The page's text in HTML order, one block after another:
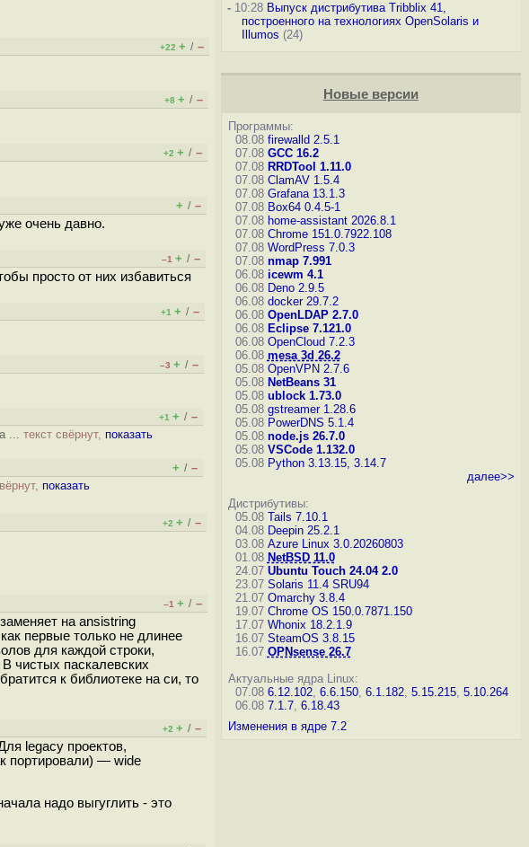
+22 + / –
+8 + / –
+2 + / –
+ / –
очень давно.
–1 + / –
просто от них избавиться
+1 + / –
–3 + / –
+1 + / –
... текст свёрнут, показать
+ / –
показать
+2 + / –
–1 + / –
на ansistring
первые только не длинее
для каждой строки,
чистых паскалевских
к библиотеке на си, то
+2 + / –
legacy проектов,
портировали) — wide
надо выгуглить - это
-10:28 Выпуск дистрибутива Tribblix 41,
построенного на технологиях OpenSolaris и
Illumos (24)
Новые версии
Программы:
08.08 firewalld 2.5.1
07.08 GCC 16.2
07.08 RRDTool 1.11.0
07.08 ClamAV 1.5.4
07.08 Grafana 13.1.3
07.08 Box64 0.4.5-1
07.08 home-assistant 2026.8.1
07.08 Chrome 151.0.7922.108
07.08 WordPress 7.0.3
07.08 nmap 7.991
06.08 icewm 4.1
06.08 Deno 2.9.5
06.08 docker 29.7.2
06.08 OpenLDAP 2.7.0
06.08 Eclipse 7.121.0
06.08 OpenCloud 7.2.3
06.08 mesa 3d 26.2
05.08 OpenVPN 2.7.6
05.08 NetBeans 31
05.08 ublock 1.73.0
05.08 gstreamer 1.28.6
05.08 PowerDNS 5.1.4
05.08 node.js 26.7.0
05.08 VSCode 1.132.0
05.08 Python 3.13.15, 3.14.7
далее>>
Дистрибутивы:
05.08 Tails 7.10.1
04.08 Deepin 25.2.1
03.08 Azure Linux 3.0.20260803
01.08 NetBSD 11.0
24.07 Ubuntu Touch 24.04 2.0
23.07 Solaris 11.4 SRU94
21.07 Omarchy 3.8.4
19.07 Chrome OS 150.0.7871.150
17.07 Whonix 18.2.1.9
16.07 SteamOS 3.8.15
16.07 OPNsense 26.7
Актуальные ядра Linux:
07.08 6.12.102, 6.6.150, 6.1.182, 5.15.215, 5.10.264
06.08 7.1.7, 6.18.43
Изменения в ядре 7.2